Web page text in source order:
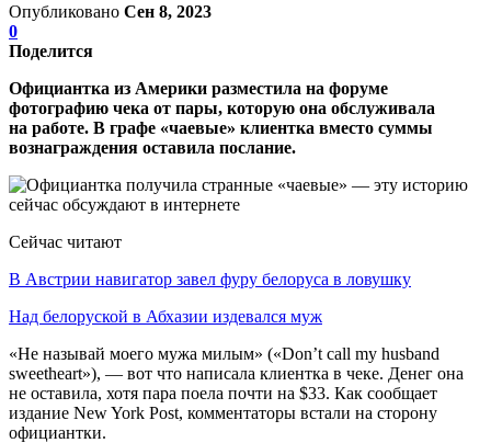
Опубликовано Сен 8, 2023
0
Поделится
Официантка из Америки разместила на форуме
фотографию чека от пары, которую она обслуживала
на работе. В графе «чаевые» клиентка вместо суммы
вознаграждения оставила послание.
Сейчас читают
В Австрии навигатор завел фуру белоруса в ловушку
Над белоруской в Абхазии издевался муж
«Не называй моего мужа милым» («Don’t call my husband
sweetheart»), — вот что написала клиентка в чеке. Денег она
не оставила, хотя пара поела почти на $33. Как сообщает
издание New York Post, комментаторы встали на сторону
официантки.